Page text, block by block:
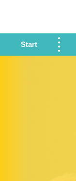
Start